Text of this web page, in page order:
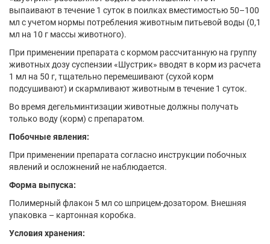
выпаивают в течение 1 суток в поилках вместимостью 50–100
мл с учетом нормы потребления животным питьевой воды (0,1
мл на 10 г массы животного).
При применении препарата с кормом рассчитанную на группу
животных дозу суспензии «Шустрик» вводят в корм из расчета
1 мл на 50 г, тщательно перемешивают (сухой корм
подсушивают) и скармливают животным в течение 1 суток.
Во время дегельминтизации животные должны получать
только воду (корм) с препаратом.
Побочные явления:
При применении препарата согласно инструкции побочных
явлений и осложнений не наблюдается.
Форма выпуска:
Полимерный флакон 5 мл со шприцем-дозатором. Внешняя
упаковка – картонная коробка.
Условия хранения: